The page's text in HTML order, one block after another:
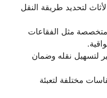
لتحديد طريقة النقل
مثل الفقاعات
لتسهيل نقله وضمان
مختلفة لتعبئة